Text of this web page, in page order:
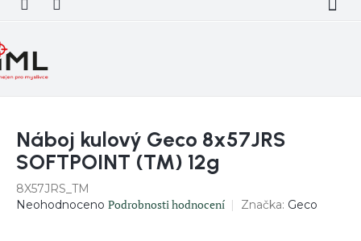
Náboj kulový Geco 8x57JRS
SOFTPOINT (TM) 12g
8X57JRS_TM
Průměrné
Neohodnoceno Podrobnosti hodnocení Značka: Geco